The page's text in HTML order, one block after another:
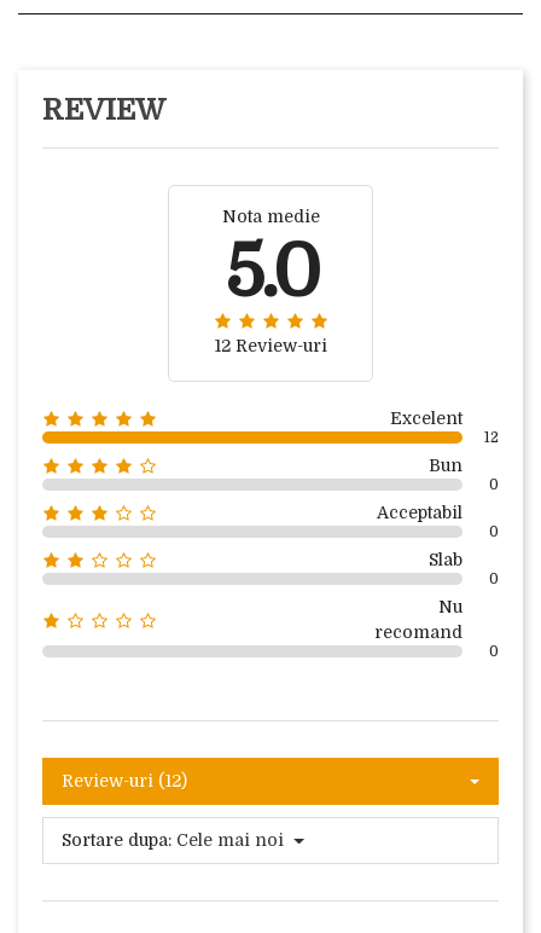
REVIEW
Nota medie
5.0
12 Review-uri
Excelent
12
Bun
0
Acceptabil
0
Slab
0
Nu
recomand
0
Review-uri (12)
Sortare dupa: Cele mai noi